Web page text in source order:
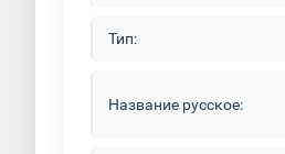
Тип:
Название русское: